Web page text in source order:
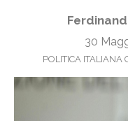
30
POLITICA ITALIANA